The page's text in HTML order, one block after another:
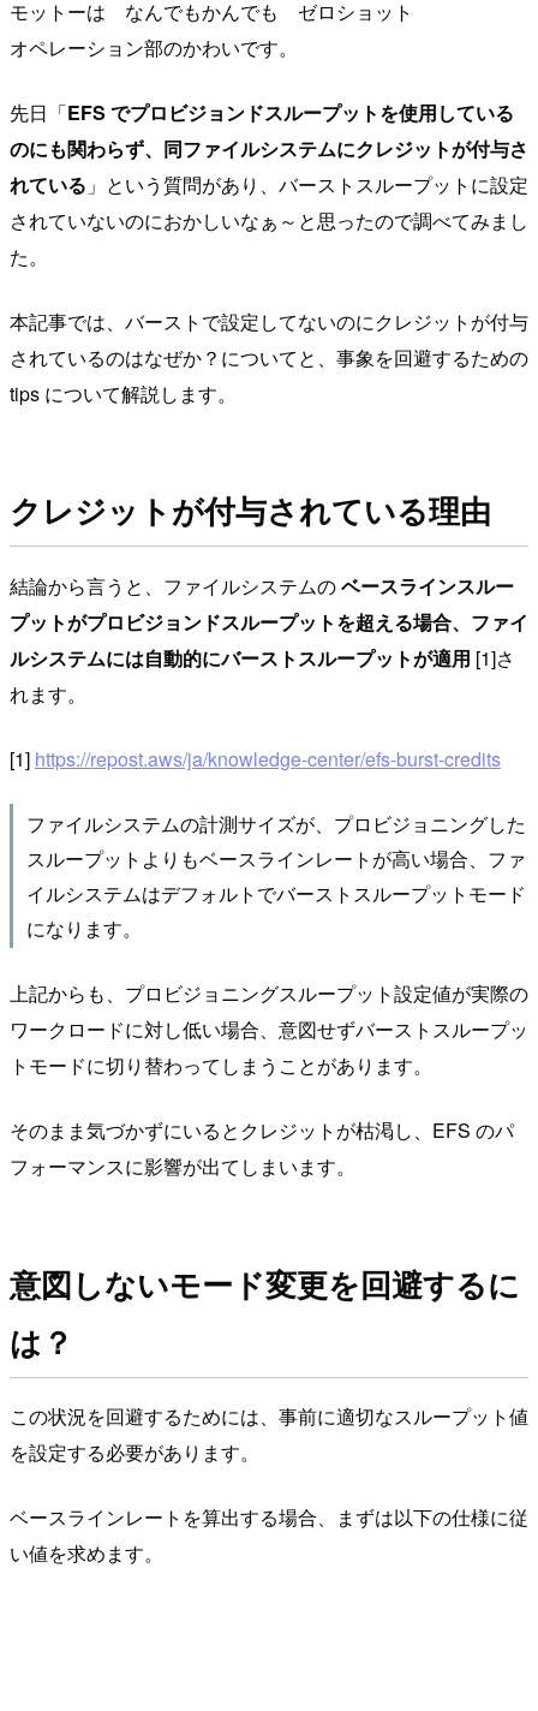
モットーは なんでもかんでも ゼロショット
オペレーション部のかわいです。
先日「EFS でプロビジョンドスループットを使用している
のにも関わらず、同ファイルシステムにクレジットが付与さ
れている 」という質問があり、バーストスループットに設定
されていないのにおかしいなぁ～と思ったので調べてみまし
た。
本記事では、バーストで設定してないのにクレジットが付与
されているのはなぜか？についてと、事象を回避するための
tips について解説します。
クレジットが付与されている理由
結論から言うと、ファイルシステムのベースラインスルー
プットがプロビジョンドスループットを超える場合、ファイ
ルシステムには自動的にバーストスループットが適用 [1]さ
れます。
[1] https://repost.aws/ja/knowledge-center/efs-burst-credits
ファイルシステムの計測サイズが、プロビジョニングした
スループットよりもベースラインレートが高い場合、ファ
イルシステムはデフォルトでバーストスループットモード
になります。
上記からも、プロビジョニングスループット設定値が実際の
ワークロードに対し低い場合、意図せずバーストスループッ
トモードに切り替わってしまうことがあります。
そのまま気づかずにいるとクレジットが枯渇し、EFS のパ
フォーマンスに影響が出てしまいます。
意図しないモード変更を回避するに
は？
この状況を回避するためには、事前に適切なスループット値
を設定する必要があります。
ベースラインレートを算出する場合、まずは以下の仕様に従
い値を求めます。